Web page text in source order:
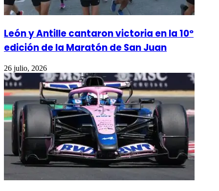
León y Antille cantaron victoria en la 10º
edición de la Maratón de San Juan
26 julio, 2026